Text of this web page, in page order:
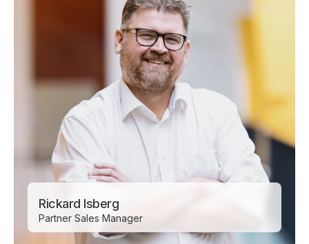
Rickard Isberg
Partner Sales Manager